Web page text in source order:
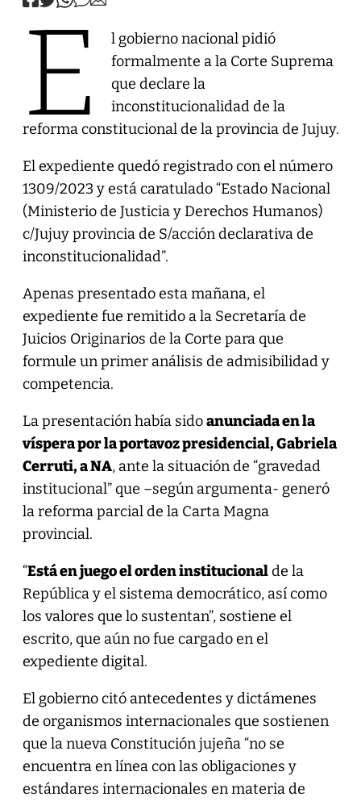
E
l gobierno nacional pidió
formalmente a la Corte Suprema
que declare la
inconstitucionalidad de la
reforma constitucional de la provincia de Jujuy.
El expediente quedó registrado con el número
1309/2023 y está caratulado “Estado Nacional
(Ministerio de Justicia y Derechos Humanos)
c/Jujuy provincia de S/acción declarativa de
inconstitucionalidad”.
Apenas presentado esta mañana, el
expediente fue remitido a la Secretaría de
Juicios Originarios de la Corte para que
formule un primer análisis de admisibilidad y
competencia.
La presentación había sidoanunciada en la
víspera por la portavoz presidencial, Gabriela
Cerruti, a NA, ante la situación de “gravedad
institucional” que –según argumenta- generó
la reforma parcial de la Carta Magna
provincial.
“Está en juego el orden institucionalde la
República y el sistema democrático, así como
los valores que lo sustentan”, sostiene el
escrito, que aún no fue cargado en el
expediente digital.
El gobierno citó antecedentes y dictámenes
de organismos internacionales que sostienen
que la nueva Constitución jujeña “no se
encuentra en línea con las obligaciones y
estándares internacionales en materia de